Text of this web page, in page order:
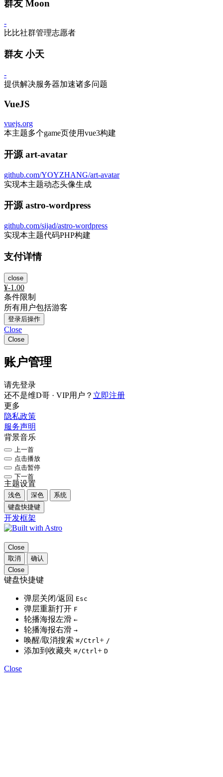
群友 Moon
-
比比社群管理志愿者
群友 小天
-
提供解决服务器加速诸多问题
VueJS
vuejs.org
本主题多个game页使用vue3构建
开源 art-avatar
github.com/YOYZHANG/art-avatar
实现本主题动态头像生成
开源 astro-wordpress
github.com/sijad/astro-wordpress
实现本主题代码PHP构建
支付详情
close
¥-1.00
条件限制
所有用户包括游客
登录后操作
Close
Close
账户管理
请先登录
还不是维D哥 · VIP用户？ 立即注册
更多
隐私政策
服务声明
背景音乐
上一首
点击播放
点击暂停
下一首
主题设置
浅色 深色
系统
键盘快捷键
开发框架
Close
取消
确认
Close
键盘快捷键
弹层关闭/返回 Esc
弹层重新打开 F
轮播海报左滑 ←
轮播海报右滑 →
唤醒/取消搜索 ⌘/Ctrl+ /
添加到收藏夹 ⌘/Ctrl+ D
Close